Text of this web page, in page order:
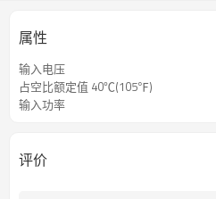
属性
输入电压
占空比额定值 40℃(105℉)
输入功率
评价